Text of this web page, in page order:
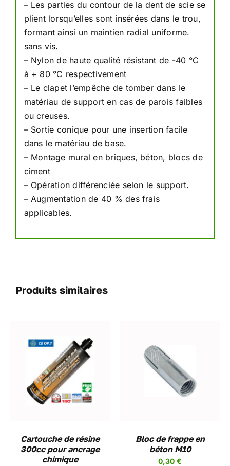
– Les parties du contour de la dent de scie se
plient lorsqu’elles sont insérées dans le trou,
formant ainsi un maintien radial uniforme.
sans vis.
– Nylon de haute qualité résistant de -40 °C
à + 80 °C respectivement
– Le clapet l’empêche de tomber dans le
matériau de support en cas de parois faibles
ou creuses.
– Sortie conique pour une insertion facile
dans le matériau de base.
– Montage mural en briques, béton, blocs de
ciment
– Opération différenciée selon le support.
– Augmentation de 40 % des frais
applicables.
Produits similaires
Cartouche de résine
300cc pour ancrage
chimique
AJOUTER AU PANIER
/
DETAILS
Bloc de frappe en
béton M10
0,30 €